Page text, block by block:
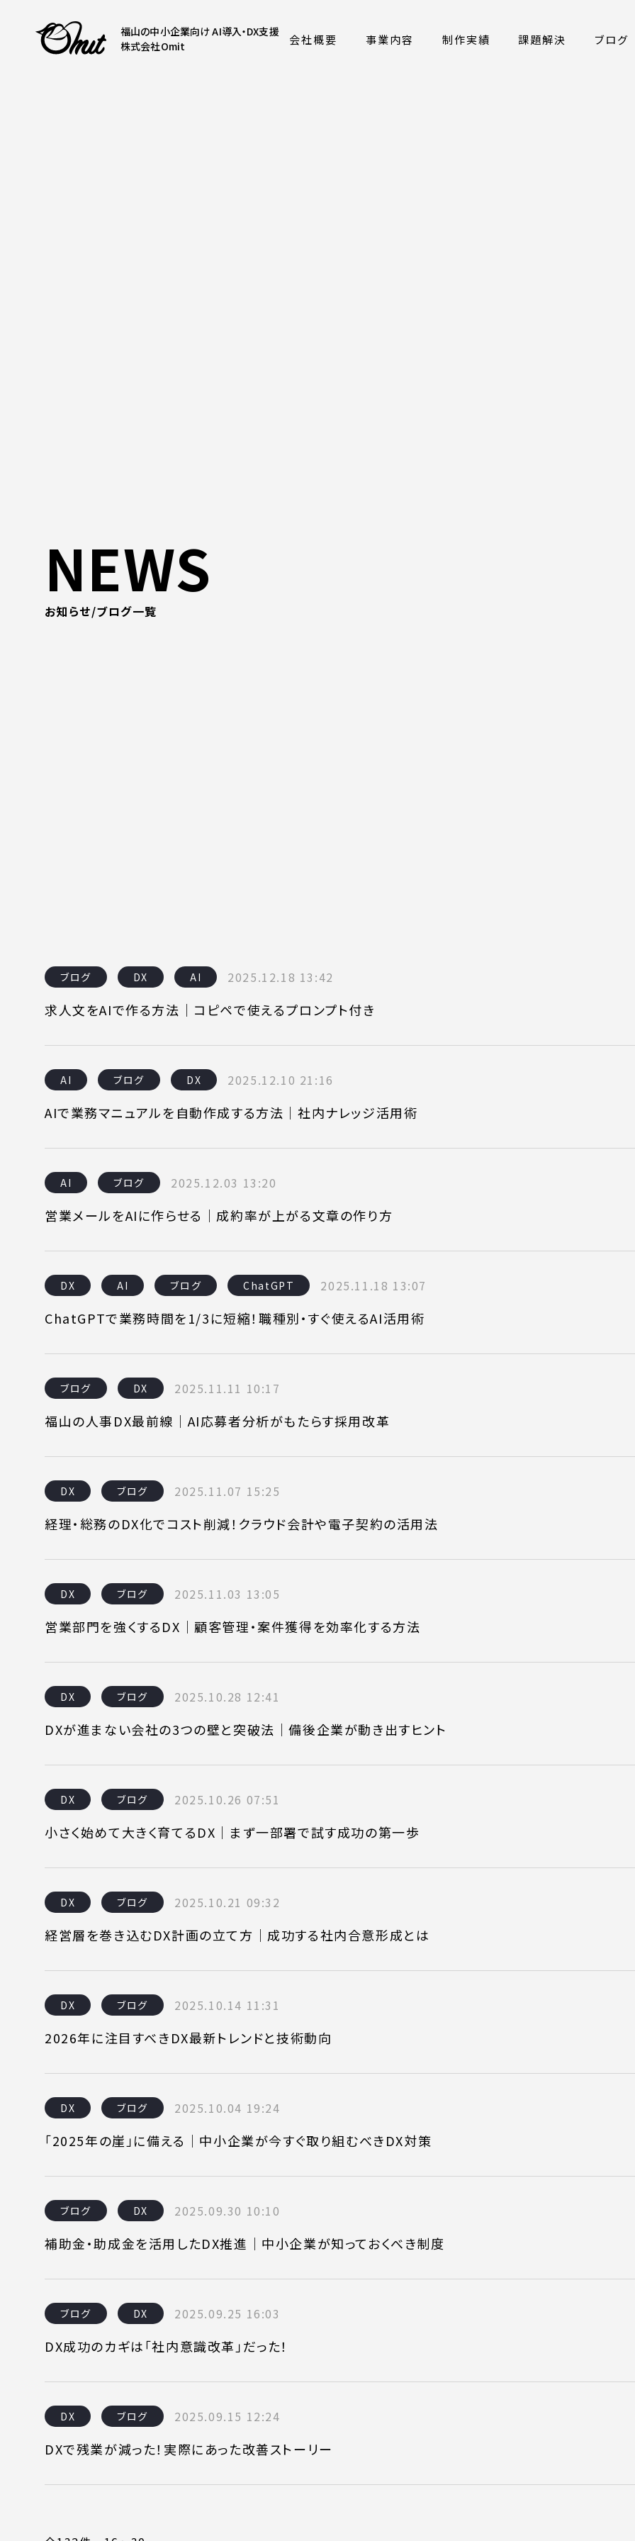
福山の中小企業向け AI導入・DX支援
株式会社Omit
会社概要 事業内容 制作実績 課題解決 ブログ
SERVICE
AI導入支援
システム開発
ホームページ制作
CONTENT
制作実績
料金表
お知らせ
WEBでお問い合わせ
( 24時間365日いつでも受付対応 )
電話でお問い
NEWS
お知らせ/ブログ一覧
ブログ DX AI 2025.12.18 13:42
求人文をAIで作る方法｜コピペで使えるプロンプト付き
AI ブログ DX 2025.12.10 21:16
AIで業務マニュアルを自動作成する方法｜社内ナレッジ活用術
AI ブログ 2025.12.03 13:20
営業メールをAIに作らせる｜成約率が上がる文章の作り方
DX AI ブログ ChatGPT 2025.11.18 13:07
ChatGPTで業務時間を1/3に短縮！職種別・すぐ使えるAI活用術
ブログ DX 2025.11.11 10:17
福山の人事DX最前線｜AI応募者分析がもたらす採用改革
DX ブログ 2025.11.07 15:25
経理・総務のDX化でコスト削減！クラウド会計や電子契約の活用法
DX ブログ 2025.11.03 13:05
営業部門を強くするDX｜顧客管理・案件獲得を効率化する方法
DX ブログ 2025.10.28 12:41
DXが進まない会社の3つの壁と突破法｜備後企業が動き出すヒント
DX ブログ 2025.10.26 07:51
小さく始めて大きく育てるDX｜まず一部署で試す成功の第一歩
DX ブログ 2025.10.21 09:32
経営層を巻き込むDX計画の立て方｜成功する社内合意形成とは
DX ブログ 2025.10.14 11:31
2026年に注目すべきDX最新トレンドと技術動向
DX ブログ 2025.10.04 19:24
「2025年の崖」に備える｜中小企業が今すぐ取り組むべきDX対策
ブログ DX 2025.09.30 10:10
補助金・助成金を活用したDX推進｜中小企業が知っておくべき制度
ブログ DX 2025.09.25 16:03
DX成功のカギは「社内意識改革」だった！
DX ブログ 2025.09.15 12:24
DXで残業が減った！実際にあった改善ストーリー